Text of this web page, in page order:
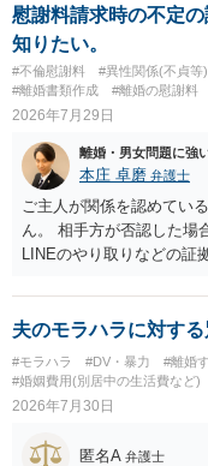
療費その他これに類する
です。したがって、大学
ついてまで、「この条項
は言いにくいと思われま
担すべきかについては、
や費用などを踏まえて個
の条項において、養育費
か、大学進学に関する定
定めの有無等について確
慰謝料請求時の不定
知りたい。
#不倫慰謝料 #異性関係(不貞等)
#離婚書類作成
#離婚の慰謝料
2026年7月29日
離婚・男女問題に強
本庄 卓磨 弁護士
ご主人が関係を認めてい
ん。 相手方が否認した場
LINEのやり取りなどの証
個別の事情によりますの
すめします。
夫のモラハラに対す
#モラハラ #DV・暴力 #離婚
#婚姻費用(別居中の生活費など)
2026年7月30日
匿名A 弁護士